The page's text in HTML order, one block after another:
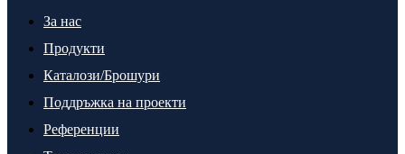
За нас
Продукти
Каталози/Брошури
Поддръжка на проекти
Референции